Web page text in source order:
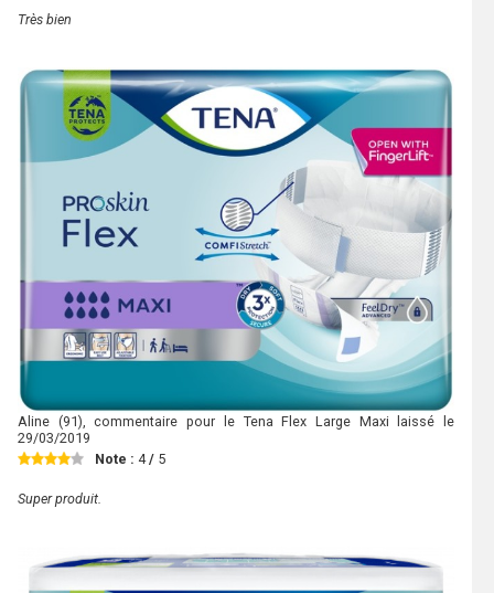
Très bien
Aline (91), commentaire pour le Tena Flex Large Maxi laissé le
29/03/2019
Note : 4/ 5
Super produit.